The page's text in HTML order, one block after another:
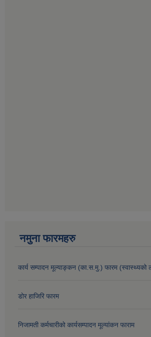
नमुना फारमहरु
कार्य सम्पादन मूल्याङ्कन (का.स.मु.) फारम (स्वास्थ्यको
डोर हाजिरि फारम
निजामती कर्मचारीको कार्यसम्पादन मूल्यांकन फाराम